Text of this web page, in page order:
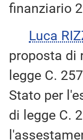
finanziario
Luca
proposta di
legge C.
Stato per
di legge C.